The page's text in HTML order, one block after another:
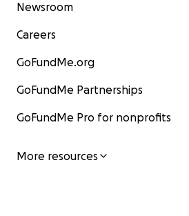
Newsroom
Careers
GoFundMe.org
GoFundMe Partnerships
GoFundMe Pro for nonprofits
More resources